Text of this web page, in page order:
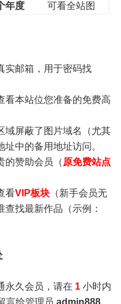
年度 可看全站图
实邮箱，用于密码找
看本站位您准备的免费高
域屏蔽了图片域名（尤其
中的备用地址访问。
的赞助会员（ 原免费站点
看VIP板块 （新手会员无
找最新作品（示例：
永久会员，请在 1 小时内
言给管理员 admin888